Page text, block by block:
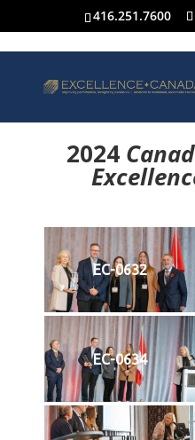
416.251.7600
2024
EC-0632
EC-0634